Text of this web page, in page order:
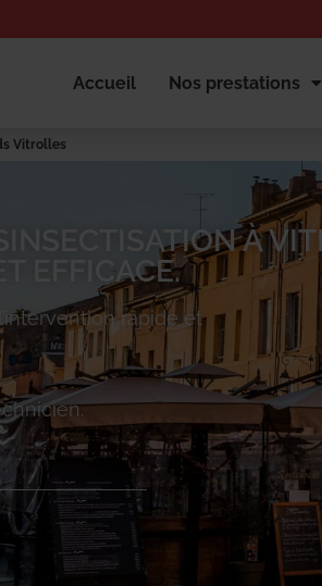
Accueil Nos prestations
Vitrolles
À
EFFICACE.
l’intervention rapide et